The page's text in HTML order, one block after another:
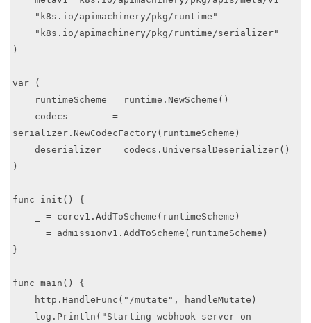
)
var (
serializer.NewCodecFactory(runtimeScheme)
)
func init() {
}
func main() {